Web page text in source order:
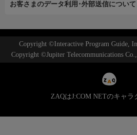
お客さまのデータ利用･外部送信について
Copyright ©Interactive Program Guide,
Copyright ©Jupiter Telecommunications
ZAQはJ:COM NETのキャラ